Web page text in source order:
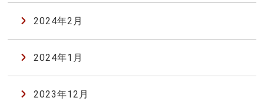
2024年2月
2024年1月
2023年12月